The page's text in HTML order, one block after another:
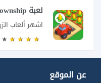
لعبة Township مجاناً
عن الموقع